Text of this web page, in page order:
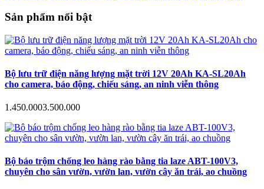
Sản phẩm nổi bật
Bộ lưu trữ điện năng lượng mặt trời 12V 20Ah KA-SL20Ah
cho camera, báo động, chiếu sáng, an ninh viễn thông
1.450.0003.500.000
Bộ báo trộm chống leo hàng rào bằng tia laze ABT-100V3,
chuyên cho sân vườn, vườn lan, vườn cây ăn trái, ao chuồng